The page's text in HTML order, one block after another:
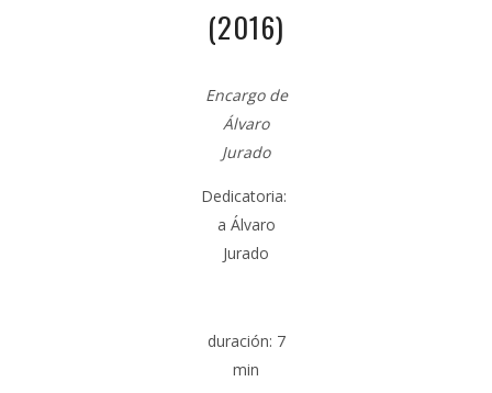
(2016)
Encargo de
Álvaro
Jurado
Dedicatoria:
a Álvaro
Jurado
duración: 7
min